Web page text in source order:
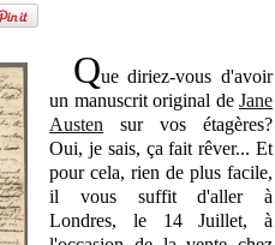
Que diriez-vous d'avoir
un manuscrit original de Jane
Austen sur vos étagères?
Oui, je sais, ça fait rêver... Et
pour cela, rien de plus facile,
il vous suffit d'aller à
Londres, le 14 Juillet, à